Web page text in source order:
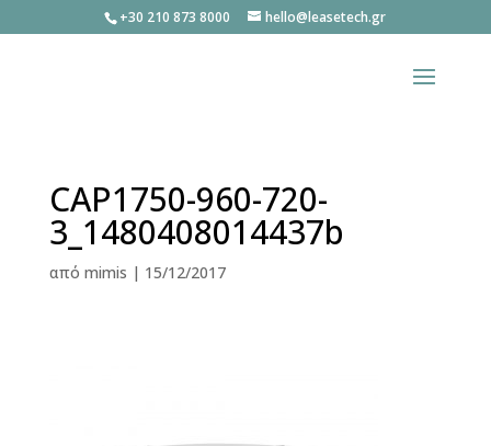
+30 210 873 8000 hello@leasetech.gr
CAP1750-960-720-
3_1480408014437b
από mimis | 15/12/2017